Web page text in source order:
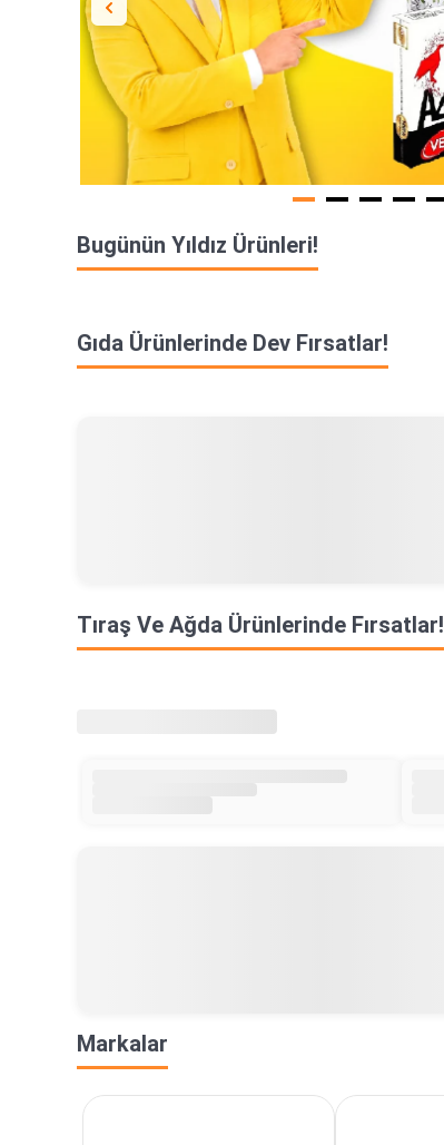
Bugünün Yıldız Ürünleri!
Gıda Ürünlerinde Dev Fırsatlar!
Tıraş Ve Ağda Ürünlerinde Fırsatlar!
Markalar